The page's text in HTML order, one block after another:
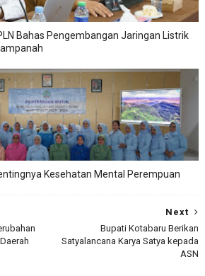
Bahas Pengembangan Jaringan Listrik
Kesehatan Mental Perempuan
Next
Bupati Kotabaru Berikan
Satyalancana Karya Satya kepada
ASN